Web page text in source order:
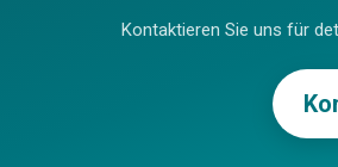
Kontaktieren Sie uns für